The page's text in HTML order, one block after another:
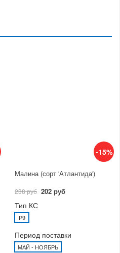
-15%
Малина (сорт 'Атлантида')
238 руб 202 руб
Тип КС
P9
Период поставки
МАЙ - НОЯБРЬ